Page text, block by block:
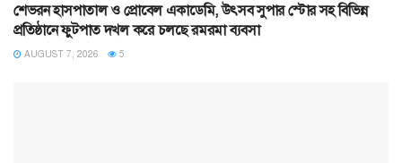
শেভরন হাসপাতাল ও প্রোবেল একাডেমি, উৎসব সুপার স্টোর সহ বিভিন্ন
প্রতিষ্ঠানে ফুটপাত দখল করে চলছে রমরমা ব্যবসা
AUGUST 7, 2026 5